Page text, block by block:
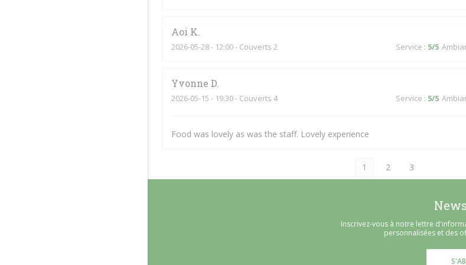
Aoi K
2026-05-28- 12:00 - Couverts 2 Service : 5/5
Yvonne D
2026-05-15 - 19:30 - Couverts 4 Service : 5/5
Food was lovely as was the staff. Lovely experience
1 2 3
Inscrivez-vous à notre lettre
personnalisées et des